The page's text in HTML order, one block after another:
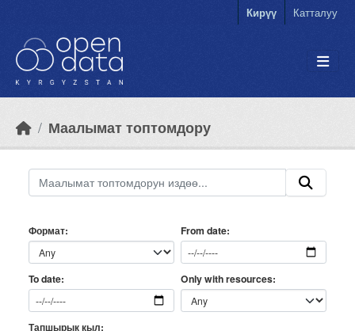
Кирүү Катталуу
Маалымат топтомдору
Формат From date
To date Only with resources
Тапшырык кыл